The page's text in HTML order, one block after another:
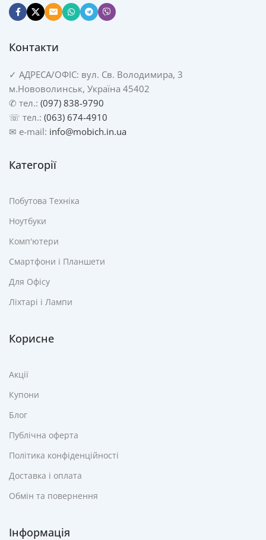
Контакти
✓ АДРЕСА/ОФІС: вул. Св. Володимира, 3
м.Нововолинськ, Україна 45402
✆ тел.: (097) 838-9790
☏ тел.: (063) 674-4910
✉ e-mail: info@mobich.in.ua
Категорії
Побутова Техніка
Ноутбуки
Комп'ютери
Смартфони і Планшети
Для Офісу
Ліхтарі і Лампи
Корисне
Акції
Купони
Блог
Публічна оферта
Політика конфіденційності
Доставка і оплата
Обмін та повернення
Інформація